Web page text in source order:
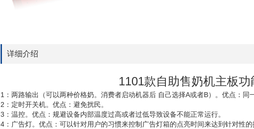
详细介绍
1101款自助售奶机主板功
1：两路输出（可以两种价格奶。消费者启动机器后 自己选择A或者B）。优点：同
2：定时开关机。优点：避免扰民。
3：温控。优点：规避设备内部温度过高或者过低导致设备不能正常运行。
4：广告灯。优点：可以针对用户的习惯来控制广告灯箱的点亮时间来达到针对性的